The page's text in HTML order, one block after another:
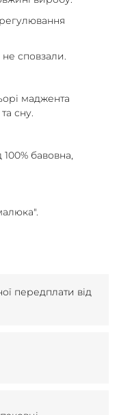
сповзали.
маджента
сну.
бавовна,
передплати від